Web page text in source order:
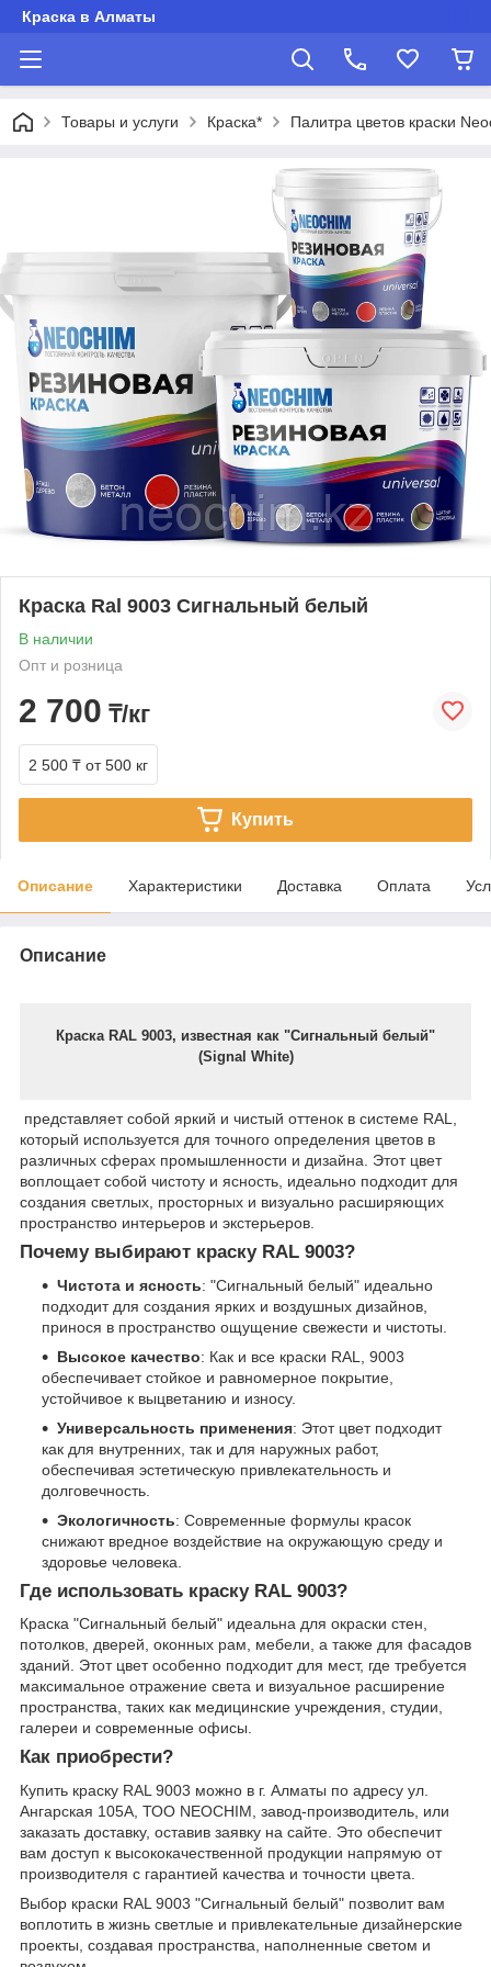
Краска в Алматы
Товары и услуги Краска* Палитра цветов краски
Краска Ral 9003 Сигнальный белый
В наличии
Опт и розница
2 700 ₸/кг
2 500 ₸ от 500 кг
Купить
Описание Характеристики Доставка Оплата
Описание
Краска RAL 9003, известная как "Сигнальный белый"
(Signal White)
представляет собой яркий и чистый оттенок в системе RAL,
который используется для точного определения цветов в
различных сферах промышленности и дизайна. Этот цвет
воплощает собой чистоту и ясность, идеально подходит для
создания светлых, просторных и визуально расширяющих
пространство интерьеров и экстерьеров.
Почему выбирают краску RAL 9003?
Чистота и ясность: "Сигнальный белый" идеально
подходит для создания ярких и воздушных дизайнов,
принося в пространство ощущение свежести и чистоты.
Высокое качество: Как и все краски RAL, 9003
обеспечивает стойкое и равномерное покрытие,
устойчивое к выцветанию и износу.
Универсальность применения: Этот цвет подходит
как для внутренних, так и для наружных работ,
обеспечивая эстетическую привлекательность и
долговечность.
Экологичность: Современные формулы красок
снижают вредное воздействие на окружающую среду и
здоровье человека.
Где использовать краску RAL 9003?
Краска "Сигнальный белый" идеальна для окраски стен,
потолков, дверей, оконных рам, мебели, а также для фасадов
зданий. Этот цвет особенно подходит для мест, где требуется
максимальное отражение света и визуальное расширение
пространства, таких как медицинские учреждения, студии,
галереи и современные офисы.
Как приобрести?
Купить краску RAL 9003 можно в г. Алматы по адресу ул.
Ангарская 105А, ТОО NEOCHIM, завод-производитель, или
заказать доставку, оставив заявку на сайте. Это обеспечит
вам доступ к высококачественной продукции напрямую от
производителя с гарантией качества и точности цвета.
Выбор краски RAL 9003 "Сигнальный белый" позволит вам
воплотить в жизнь светлые и привлекательные дизайнерские
проекты, создавая пространства, наполненные светом и